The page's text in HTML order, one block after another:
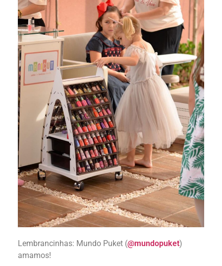
Lembrancinhas: Mundo Puket (@mundopuket)
amamos!